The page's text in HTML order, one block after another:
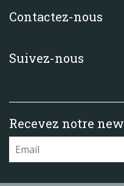
Contactez-nous
Suivez-nous
Recevez notre